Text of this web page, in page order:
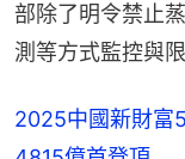
部除了明令禁止
測等方式監控與
2025中國新財